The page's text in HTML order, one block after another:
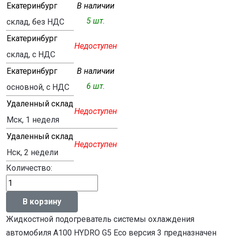
Екатеринбург
В наличии
5 шт.
склад, без НДС
Екатеринбург
Недоступен
склад, с НДС
Екатеринбург
В наличии
6 шт.
основной, с НДС
Удаленный склад
Недоступен
Мск, 1 неделя
Удаленный склад
Недоступен
Нск, 2 недели
Количество:
Жидкостной подогреватель системы охлаждения
автомобиля A100 HYDRO G5 Eco версия 3 предназначен